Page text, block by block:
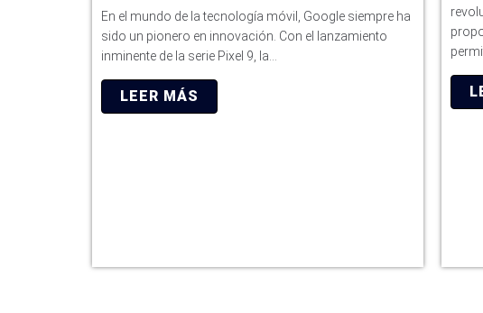
En el mundo de la tecnología móvil, Google siempre ha
sido un pionero en innovación. Con el lanzamiento
inminente de la serie Pixel 9, la…
LEER MÁS